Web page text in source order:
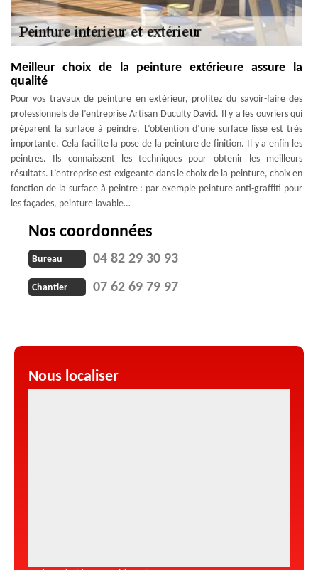
Meilleur choix de la peinture extérieure assure la
qualité
Pour vos travaux de peinture en extérieur, profitez du savoir-faire des
professionnels de l’entreprise Artisan Duculty David. Il y a les ouvriers qui
préparent la surface à peindre. L’obtention d’une surface lisse est très
importante. Cela facilite la pose de la peinture de finition. Il y a enfin les
peintres. Ils connaissent les techniques pour obtenir les meilleurs
résultats. L’entreprise est exigeante dans le choix de la peinture, choix en
fonction de la surface à peintre : par exemple peinture anti-graffiti pour
les façades, peinture lavable…
Nos coordonnées
Bureau 04 82 29 30 93
Chantier 07 62 69 79 97
Nous localiser